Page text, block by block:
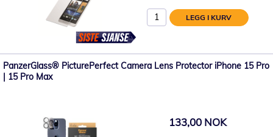
LEGG I KURV
PanzerGlass® PicturePerfect Camera Lens Protector iPhone 15 Pro
| 15 Pro Max
133,00 NOK